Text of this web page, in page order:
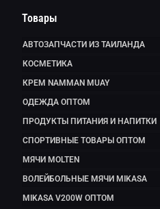
Товары
АВТОЗАПЧАСТИ ИЗ ТАИЛАНДА
КОСМЕТИКА
КРЕМ NAMMAN MUAY
ОДЕЖДА ОПТОМ
ПРОДУКТЫ ПИТАНИЯ И НАПИТКИ
СПОРТИВНЫЕ ТОВАРЫ ОПТОМ
МЯЧИ MOLTEN
ВОЛЕЙБОЛЬНЫЕ МЯЧИ MIKASA
MIKASA V200W ОПТОМ